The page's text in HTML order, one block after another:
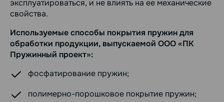
эксплуатироваться, и не влиять на ее механические
свойства.
Используемые способы покрытия пружин для
обработки продукции, выпускаемой ООО «ПК
Пружинный проект»:
фосфатирование пружин;
полимерно-порошковое покрытие пружин;